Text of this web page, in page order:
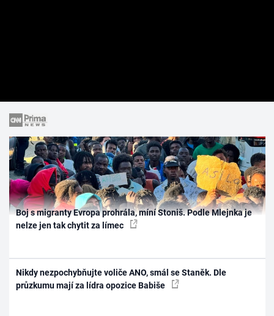
Boj s migranty Evropa prohrála, míní Stoniš. Podle Mlejnka je
nelze jen tak chytit za límec
Nikdy nezpochybňujte voliče ANO, smál se Staněk. Dle
průzkumu mají za lídra opozice Babiše